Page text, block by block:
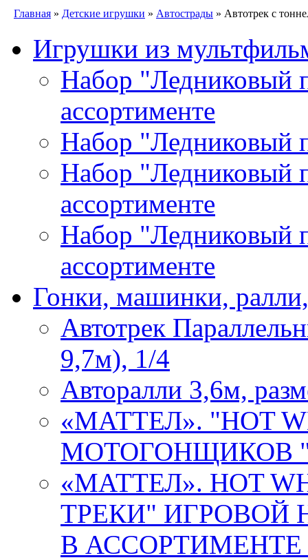
Главная » Детские игрушки » Автострады » Автотрек с
Игрушки из
Набор "Ледниковый
ассортименте
Набор "Ледниковый
Набор "Ледниковый
ассортименте
Набор "Ледниковый
ассортименте
Гонки, машинки,
Автотрек
9,7м), 1/4
Авторалли 3,6м,
«МАТТЕЛ». "HOT
МОТОГОНЩИКОВ
«МАТТЕЛ». HOT
ТРЕКИ" ИГРОВОЙ
В АССОРТИМЕНТЕ